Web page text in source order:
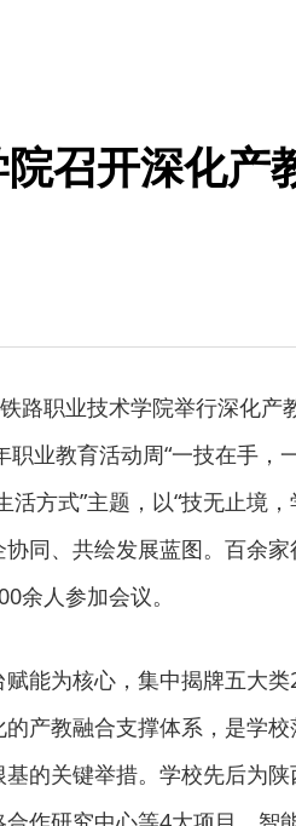
召开深化产
路职业技术学院举行深化产
业教育活动周“一技在手，
活方式”主题，以“技无止境
同、共绘发展蓝图。百余
余人参加会议。
能为核心，集中揭牌五大
产教融合支撑体系，是学校
基的关键举措。学校先后为